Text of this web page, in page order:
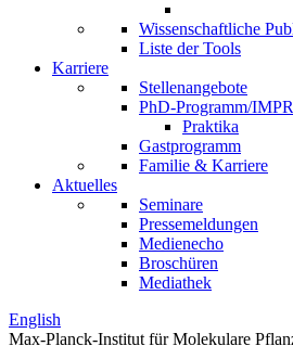
Wissenschaftliche
Liste der Tools
Karriere
Stellenangebote
PhD-Programm/
Praktika
Gastprogramm
Familie & Karriere
Aktuelles
Seminare
Pressemeldungen
Medienecho
Broschüren
Mediathek
English
Max-Planck-Institut für Molekulare